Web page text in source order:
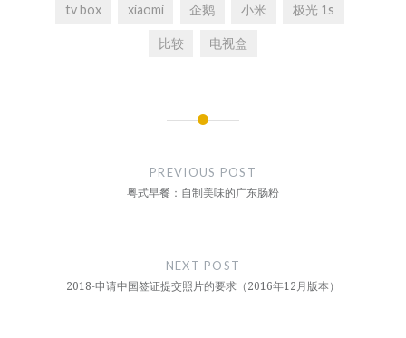
tv box xiaomi 企鹅 小米 极光 1s
比较 电视盒
PREVIOUS POST
粤式早餐：自制美味的广东肠粉
NEXT POST
2018-申请中国签证提交照片的要求（2016年12月版本）